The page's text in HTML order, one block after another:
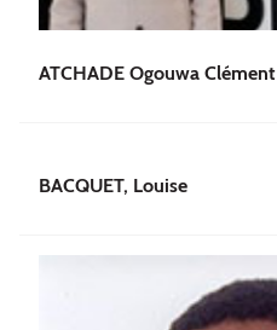
ATCHADE Ogouwa Clément
BACQUET, Louise